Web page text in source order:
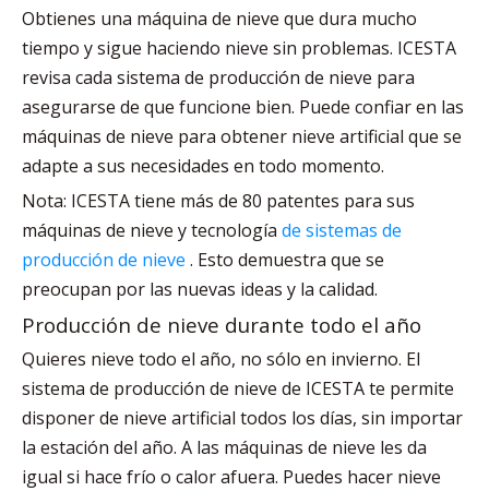
Obtienes una máquina de nieve que dura mucho
tiempo y sigue haciendo nieve sin problemas. ICESTA
revisa cada sistema de producción de nieve para
asegurarse de que funcione bien. Puede confiar en las
máquinas de nieve para obtener nieve artificial que se
adapte a sus necesidades en todo momento.
Nota: ICESTA tiene más de 80 patentes para sus
máquinas de nieve y tecnología de sistemas de
producción de nieve . Esto demuestra que se
preocupan por las nuevas ideas y la calidad.
Producción de nieve durante todo el año
Quieres nieve todo el año, no sólo en invierno. El
sistema de producción de nieve de ICESTA te permite
disponer de nieve artificial todos los días, sin importar
la estación del año. A las máquinas de nieve les da
igual si hace frío o calor afuera. Puedes hacer nieve